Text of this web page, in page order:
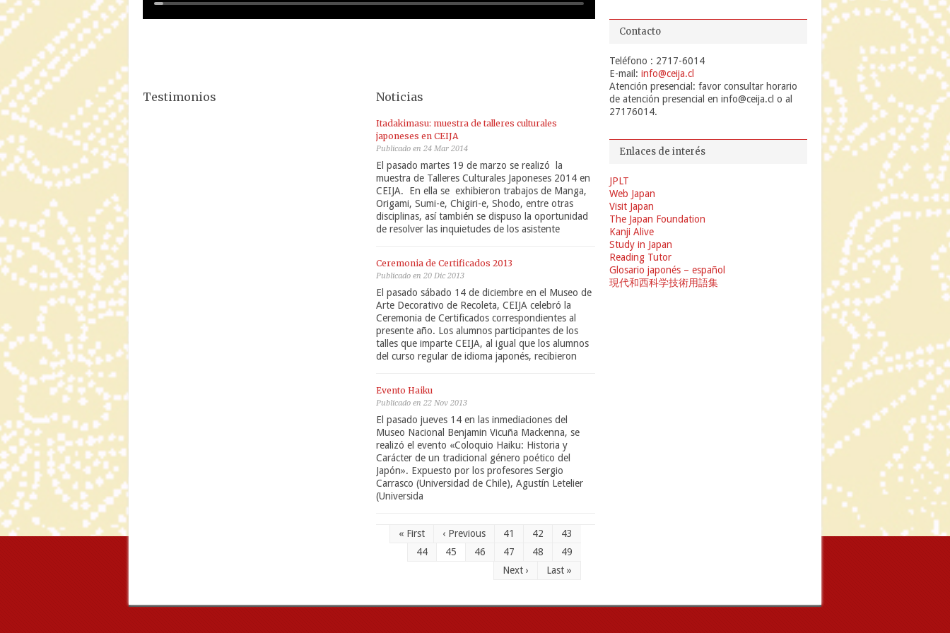
Testimonios Noticias
Itadakimasu: muestra de talleres culturales
japoneses en CEIJA
Publicado en 24 Mar 2014
El pasado martes 19 de marzo se realizó la
muestra de Talleres Culturales Japoneses 2014 en
CEIJA. En ella se exhibieron trabajos de Manga,
Origami, Sumi-e, Chigiri-e, Shodo, entre otras
disciplinas, así también se dispuso la oportunidad
de resolver las inquietudes de los asistente
Ceremonia de Certificados 2013
Publicado en 20 Dic 2013
El pasado sábado 14 de diciembre en el Museo de
Arte Decorativo de Recoleta, CEIJA celebró la
Ceremonia de Certificados correspondientes al
presente año. Los alumnos participantes de los
talles que imparte CEIJA, al igual que los alumnos
del curso regular de idioma japonés, recibieron
Evento Haiku
Publicado en 22 Nov 2013
El pasado jueves 14 en las inmediaciones del
Museo Nacional Benjamin Vicuña Mackenna, se
realizó el evento «Coloquio Haiku: Historia y
Carácter de un tradicional género poético del
Japón». Expuesto por los profesores Sergio
Carrasco (Universidad de Chile), Agustín Letelier
(Universida
« First ‹ Previous 41 42
43
44
45 46 47 48
49
Next ›
Last »
Contacto
Teléfono : 2717-6014
E-mail: info@ceija.cl
Atención presencial: favor consultar horario
de atención presencial en info@ceija.cl o al
27176014.
Enlaces de interés
JPLT
Web Japan
Visit Japan
The Japan Foundation
Kanji Alive
Study in Japan
Reading Tutor
Glosario japonés – español
現代和西科学技術用語集